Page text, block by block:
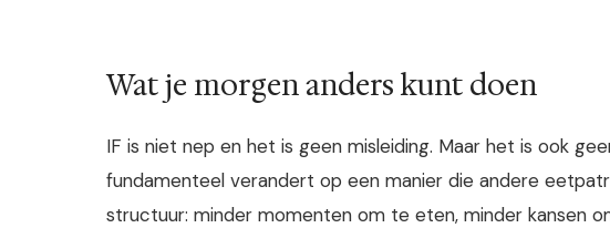
Wat je morgen anders kunt doen
IF is niet nep en het is geen misleiding. Maar het is ook
fundamenteel verandert op een manier die andere
structuur: minder momenten om te eten, minder kansen